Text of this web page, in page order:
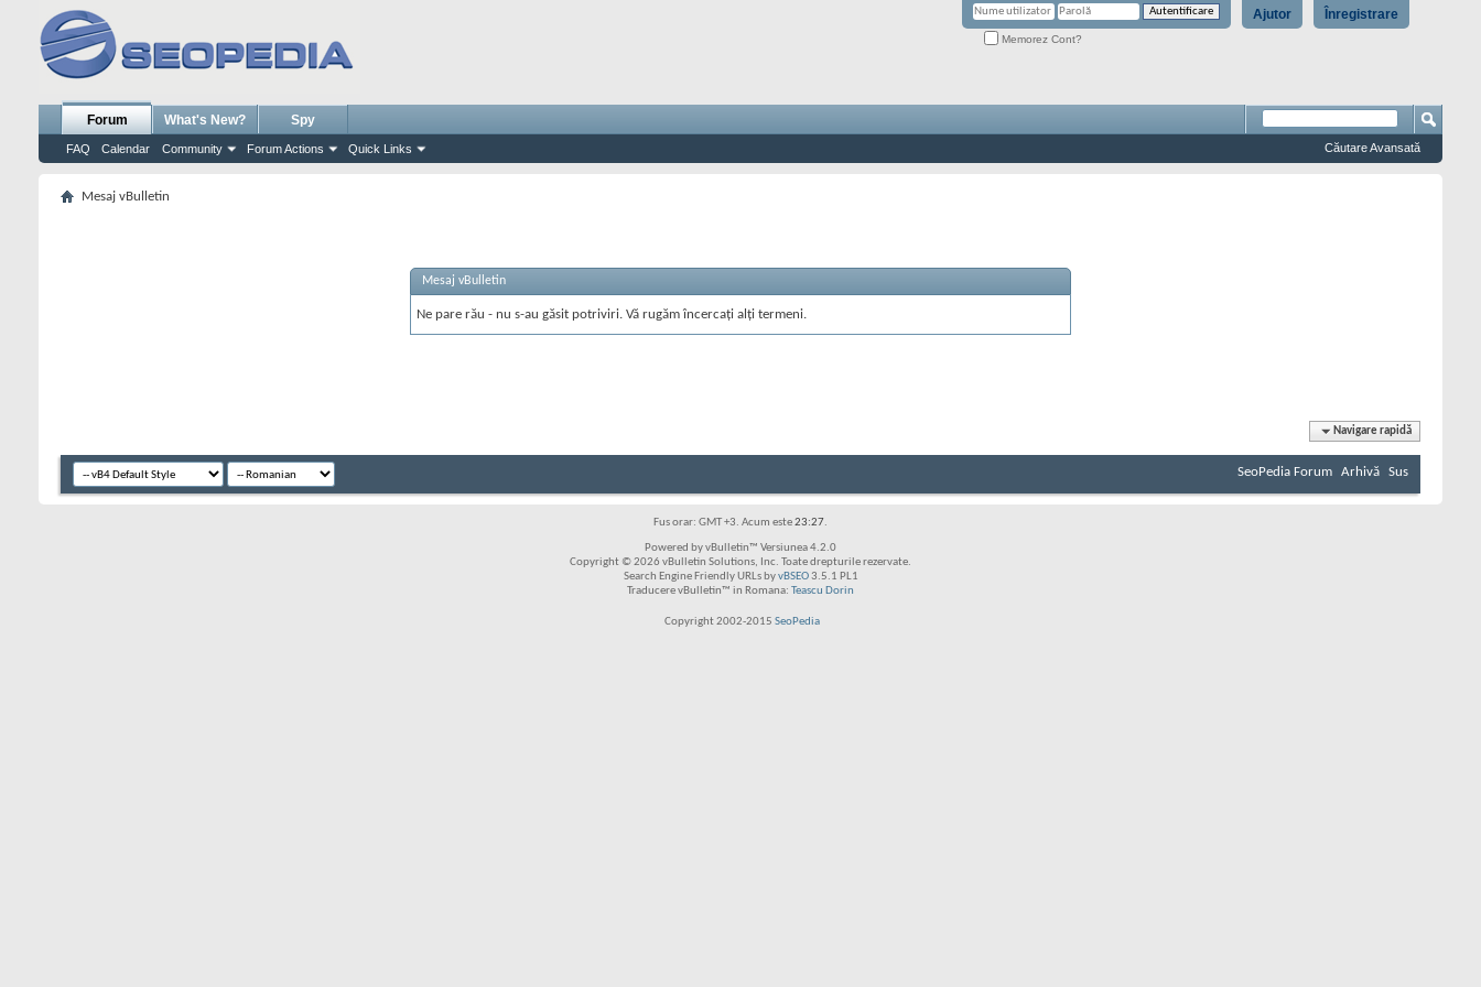
Înregistrare
Ajutor
Memorez Cont?
Forum
FAQ Calendar Community Forum Actions Quick Links
What's New? Spy
Căutare Avansată
Mesaj vBulletin
Mesaj vBulletin
Ne pare rău - nu s-au găsit potriviri. Vă rugăm încercați alți termeni.
Navigare rapidă
SeoPedia Forum Arhivă Sus
Fus orar: GMT +3. Acum este23:27.
Powered by vBulletin™ Versiunea 4.2.0
Copyright © 2026 vBulletin Solutions, Inc. Toate drepturile rezervate.
Search Engine Friendly URLs byvBSEO3.5.1 PL1
Traducere vBulletin™ in Romana: Teascu Dorin
Copyright 2002-2015 SeoPedia